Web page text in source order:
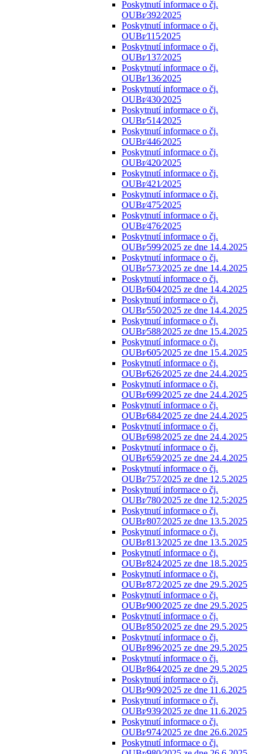
Poskytnutí informace o čj.
OUBr⁄392⁄2025
Poskytnutí informace o čj.
OUBr⁄115⁄2025
Poskytnutí informace o čj.
OUBr⁄137⁄2025
Poskytnutí informace o čj.
OUBr⁄136⁄2025
Poskytnutí informace o čj.
OUBr⁄430⁄2025
Poskytnutí informace o čj.
OUBr⁄514⁄2025
Poskytnutí informace o čj.
OUBr⁄446⁄2025
Poskytnutí informace o čj.
OUBr⁄420⁄2025
Poskytnutí informace o čj.
OUBr⁄421⁄2025
Poskytnutí informace o čj.
OUBr⁄475⁄2025
Poskytnutí informace o čj.
OUBr⁄476⁄2025
Poskytnutí informace o čj.
OUBr⁄599⁄2025 ze dne 14.4.2025
Poskytnutí informace o čj.
OUBr⁄573⁄2025 ze dne 14.4.2025
Poskytnutí informace o čj.
OUBr⁄604⁄2025 ze dne 14.4.2025
Poskytnutí informace o čj.
OUBr⁄550⁄2025 ze dne 14.4.2025
Poskytnutí informace o čj.
OUBr⁄588⁄2025 ze dne 15.4.2025
Poskytnutí informace o čj.
OUBr⁄605⁄2025 ze dne 15.4.2025
Poskytnutí informace o čj.
OUBr⁄626⁄2025 ze dne 24.4.2025
Poskytnutí informace o čj.
OUBr⁄699⁄2025 ze dne 24.4.2025
Poskytnutí informace o čj.
OUBr⁄684⁄2025 ze dne 24.4.2025
Poskytnutí informace o čj.
OUBr⁄698⁄2025 ze dne 24.4.2025
Poskytnutí informace o čj.
OUBr⁄659⁄2025 ze dne 24.4.2025
Poskytnutí informace o čj.
OUBr⁄757⁄2025 ze dne 12.5.2025
Poskytnutí informace o čj.
OUBr⁄780⁄2025 ze dne 12.5:2025
Poskytnutí informace o čj.
OUBr⁄807⁄2025 ze dne 13.5.2025
Poskytnutí informace o čj.
OUBr⁄813⁄2025 ze dne 13.5.2025
Poskytnutí informace o čj.
OUBr⁄824⁄2025 ze dne 18.5.2025
Poskytnutí informace o čj.
OUBr⁄872⁄2025 ze dne 29.5.2025
Poskytnutí informace o čj.
OUBr⁄900⁄2025 ze dne 29.5.2025
Poskytnutí informace o čj.
OUBr⁄850⁄2025 ze dne 29.5.2025
Poskytnutí informace o čj.
OUBr⁄896⁄2025 ze dne 29.5.2025
Poskytnutí informace o čj.
OUBr⁄864⁄2025 ze dne 29.5.2025
Poskytnutí informace o čj.
OUBr⁄909⁄2025 ze dne 11.6.2025
Poskytnutí informace o čj.
OUBr⁄939⁄2025 ze dne 11.6.2025
Poskytnutí informace o čj.
OUBr⁄974⁄2025 ze dne 26.6.2025
Poskytnutí informace o čj.